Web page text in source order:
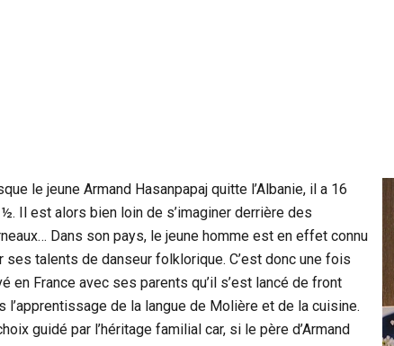
le jeune Armand Hasanpapaj quitte l’Albanie, il a 16
Il est alors bien loin de s’imaginer derrière des
Dans son pays, le jeune homme est en effet connu
ses talents de danseur folklorique. C’est donc une fois
en France avec ses parents qu’il s’est lancé de front
l’apprentissage de la langue de Molière et de la cuisine.
guidé par l’héritage familial car, si le père d’Armand